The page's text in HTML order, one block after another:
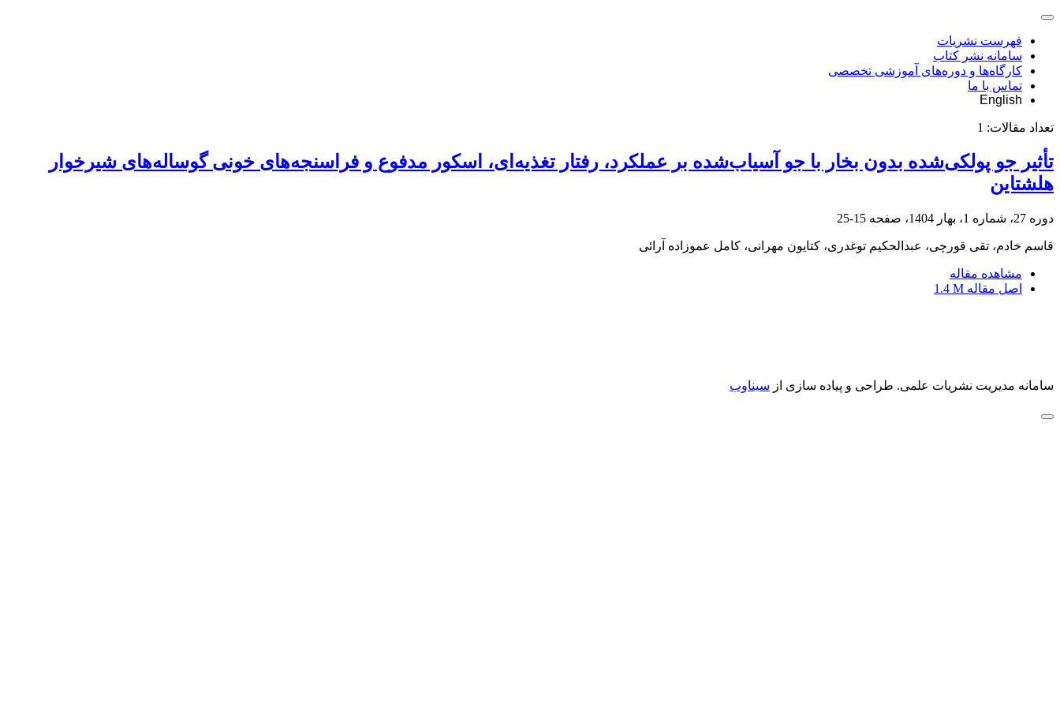
فهرست نشریات
سامانه نشر کتاب
کارگاه‌ها و دوره‌های آموزشی تخصصی
تماس با ما
English
تعداد مقالات: 1
تأثیر جو پولکی‌شده بدون بخار با جو آسیاب‌شده بر عملکرد، رفتار تغذیه‌ای، اسکور مدفوع و فراسنجه‌های خونی گوساله‌های شیرخوار
هلشتاین
دوره 27، شماره 1، بهار 1404، صفحه 15-25
قاسم خادم، تقی قورچی، عبدالحکیم توغدری، کتایون مهرانی، کامل عموزاده آرائی
مشاهده مقاله
اصل مقاله 1.4 M
سامانه مدیریت نشریات علمی. طراحی و پیاده سازی از سیناوب